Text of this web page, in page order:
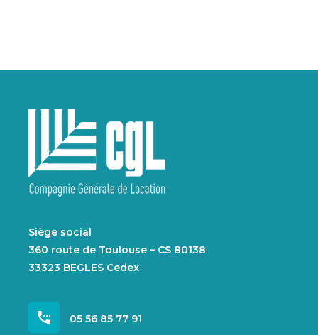
Siège social
360 route de Toulouse – CS 80138
33323 BEGLES Cedex
settings_phone 05 56 85 77 91